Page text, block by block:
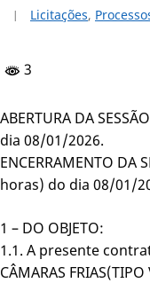
Licitações,
3
ABERTURA DA
dia 08/01/2026.
ENCERRAMENTO DA
horas) do dia 08/01/
1 – DO OBJETO:
1.1. A presente
CÂMARAS